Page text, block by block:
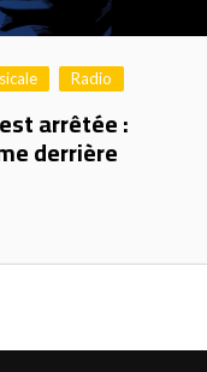
Radio
arrêtée :
derrière